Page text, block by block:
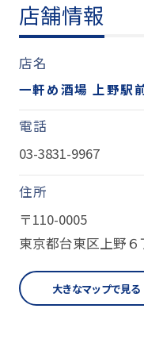
店舗情報
店名
一軒め酒場 上野駅
電話
03-3831-9967
住所
〒110-0005
東京都台東区上野６
大きなマップで見る